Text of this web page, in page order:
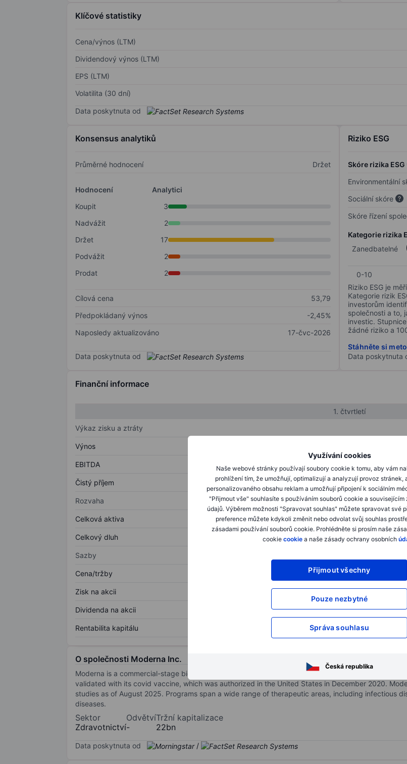
Využívání cookies
Naše webové stránky používají soubory cookie k tomu, aby vám
prohlížení tím, že umožňují, optimalizují a analyzují provoz stránek,
personalizovaného obsahu reklam a umožňují připojení k sociálním
"Přijmout vše" souhlasíte s používáním souborů cookie a
údajů. Výběrem možnosti "Spravovat souhlas" můžete spravovat své
preference můžete kdykoli změnit nebo odvolat svůj souhlas
zásadami používání souborů cookie. Prohlédněte si prosím naše
cookie cookie a naše zásady ochrany osobních
Přijmout všechny
Pouze nezbytné
Správa souhlasu
Česká republika
Klíčové statistiky
Cena/výnos (LTM)
Dividendový výnos (LTM)
EPS (LTM)
Volatilita (30 dní)
Data poskytnuta od
Konsensus analytiků
Průměrné hodnocení Držet
Hodnocení
Analytici
Koupit
3
Nadvážit
2
Držet
17
Podvážit
2
Prodat
2
Cílová cena
53,79
Předpokládaný výnos
-2,45%
Naposledy aktualizováno
17-čvc-2026
Data poskytnuta od
Riziko ESG
Skóre rizika ESG
Environmentální
Sociální skóre
Skóre řízení
Kategorie rizika
Zanedbatelné
0-10
Riziko ESG je
Kategorie rizik
investorům
společnosti a to,
investic.
žádné riziko a
Stáhněte si
Data poskytnuta
Finanční informace
1. čtvrtletí
Výkaz zisku a ztráty
Výnos
EBITDA XXXXXXX
Čistý příjem XXXXXXX
Rozvaha
Celková aktiva XXXXXXX
Celkový dluh XXXXXXX
Sazby
Cena/tržby XXXXXXX
Zisk na akcii XXXXXXX
Dividenda na akcii XXXXXXX
Rentabilita kapitálu XXXXXXX
Otevřete si účeta
O společnosti Moderna Inc.
Moderna is a commercial-stage biotech that was founded in 2010 and had its initial public offering
validated with its covid vaccine, which was authorized in the United States in December 2020.
studies as of August 2025. Programs span a wide range of therapeutic areas, including infectious
diseases.
Sektor
Zdravotnictví
Odvětví
-
Tržní kapitalizace
22bn
Data poskytnuta od /